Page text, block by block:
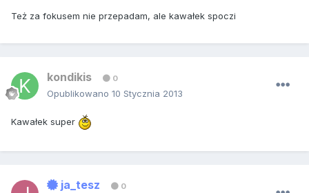
Też za fokusem nie przepadam, ale kawałek spoczi
kondikis 0
Opublikowano 10 Stycznia 2013
Kawałek super
ja_tesz 0